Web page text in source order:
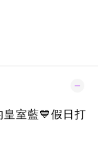
皇室藍💙假日打